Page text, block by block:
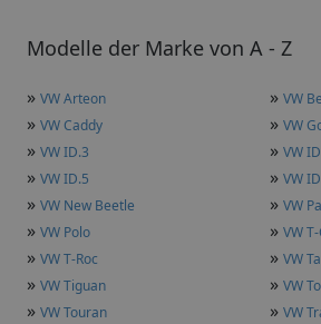
Modelle der Marke von A - Z
» VW Arteon » VW
» VW Caddy » VW
» VW ID.3 » VW
» VW ID.5 » VW
» VW New Beetle » VW
» VW Polo » VW
» VW T-Roc » VW
» VW Tiguan » VW
» VW Touran » VW